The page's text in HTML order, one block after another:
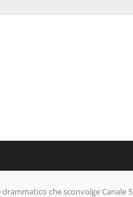
che sconvolge Canale 5